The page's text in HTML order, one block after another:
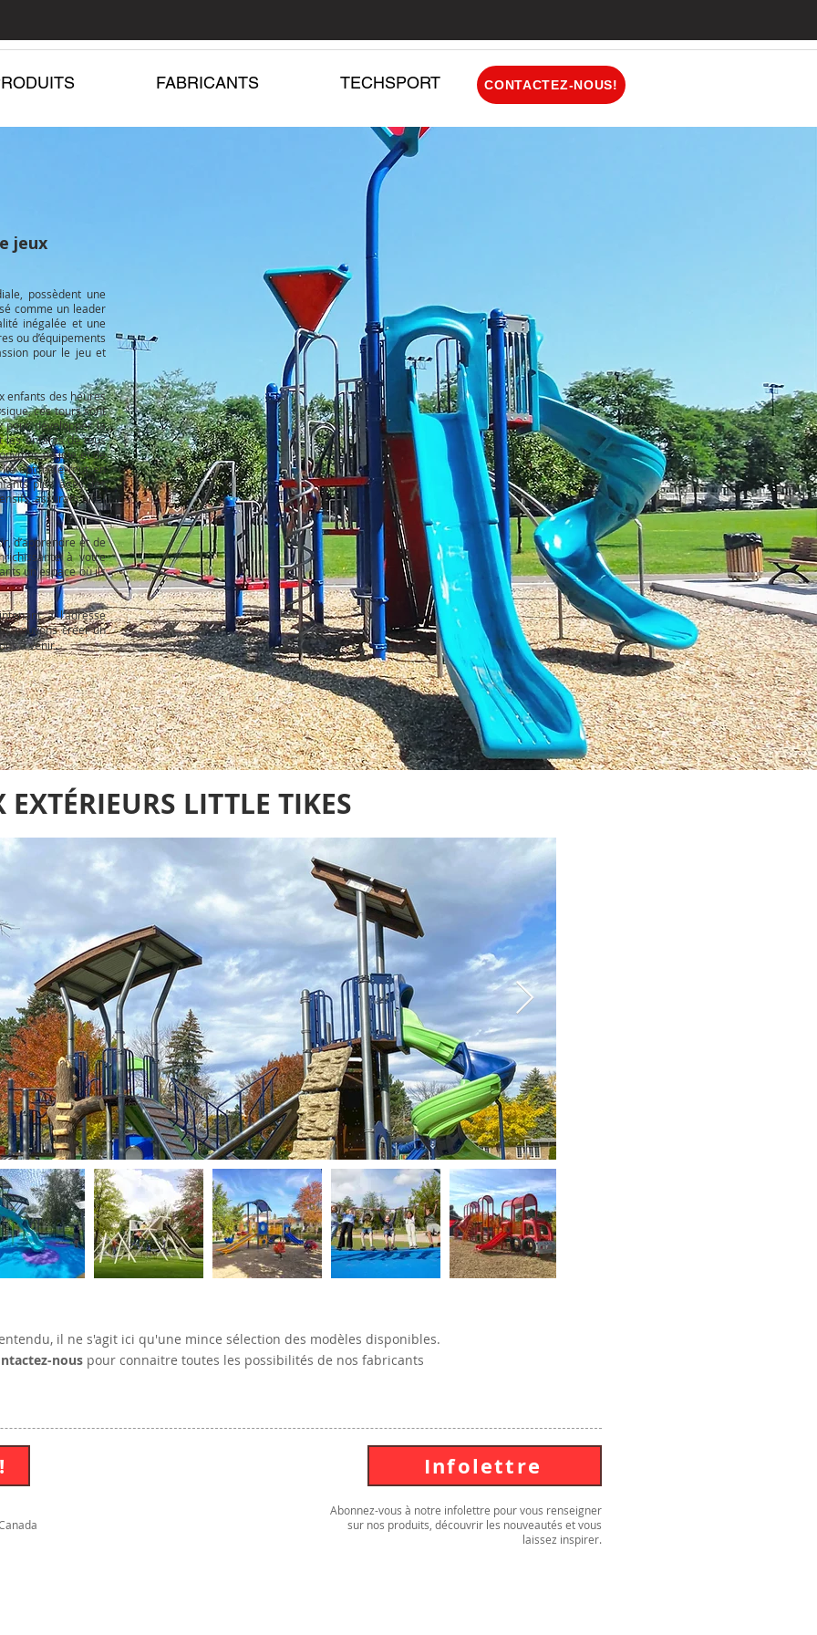
FABRICANTS TECHSPORT CONTACTEZ-NOUS!
jeux
possèdent une
comme un leader
inégalée et une
ou d’équipements
pour le jeu et
enfants des heures
ces tours sont
pour développer la
les enfants de tous
de joie et de
optimale tout en
plus âgés, les
assurant ainsi
d’apprendre et de
à votre
un espace où ils
à l’adresse
pouvons créer un
à venir.
LITTLE TIKES
il ne s'agit ici qu'une mince sélection des modèles disponibles.
nouspour connaitre toutes les possibilités de nos fabricants
Infolettre
Abonnez-vous à notre infolettre pour vous renseigner
sur nos produits, découvrir les nouveautés et vous
laissez inspirer.